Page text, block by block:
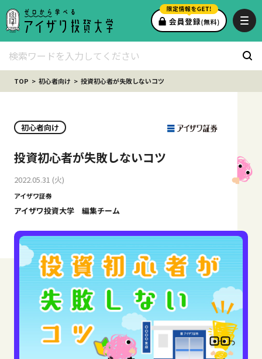
TOP 初心者向け 投資初心者が失敗しないコツ
初心者向け
投資初心者が失敗しないコツ
2022.05.31 (火)
アイザワ証券
アイザワ投資大学 編集チーム